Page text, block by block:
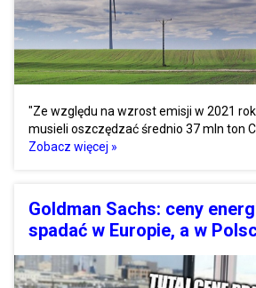
"Ze względu na wzrost emisji w 2021
musieli oszczędzać średnio 37 mln ton
Zobacz więcej »
Goldman Sachs: ceny
spadać w Europie, a w